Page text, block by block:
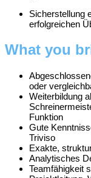
Sicherstellung
erfolgreichen
What you
oder
Weiterbildung
Funktion
Gute
Triviso
Exakte,
Analytisches
Teamfähigkeit